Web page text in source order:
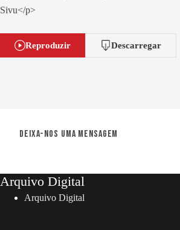
Sivu</p>
Reproduzir Descarregar
Deixa-nos uma mensagem
Arquivo Digital
Arquivo Digital